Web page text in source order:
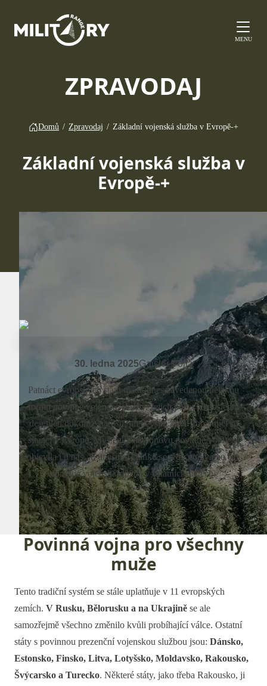
MENU
ZPRAVODAJ
Domů / Zpravodaj / Základní vojenská služba v Evropě-+
Základní vojenská služba v
Evropě-+
30. ledna 2025Gaisler Vojta
Patnáct evropských států má dodnes zavedenou nějakou
formu povinné vojenské služby. Jejich počet za poslední
desetiletí dokonce narostl, především kvůli zhoršující se
situaci v Evropě. Myšlenka na obnovu povinné vojny se
objevila i u nás. V dnešním článku se tedy podíváme, jak
funguje vojenská služba v ostatních státech.
Povinná vojna pro všechny
muže
Tento tradiční systém se stále uplatňuje v 11 evropských
zemích. V Rusku, Bělorusku a na Ukrajině se ale
samozřejmě všechno změnilo kvůli probíhající válce. Ostatní
státy s povinnou prezenční vojenskou službou jsou: Dánsko,
Estonsko, Finsko, Litva, Lotyšsko, Moldavsko, Rakousko,
Švýcarsko a Turecko. Některé státy, jako třeba Rakousko, ji